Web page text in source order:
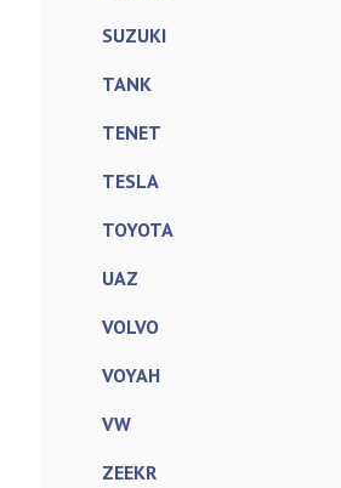
SUZUKI
TANK
TENET
TESLA
TOYOTA
UAZ
VOLVO
VOYAH
VW
ZEEKR